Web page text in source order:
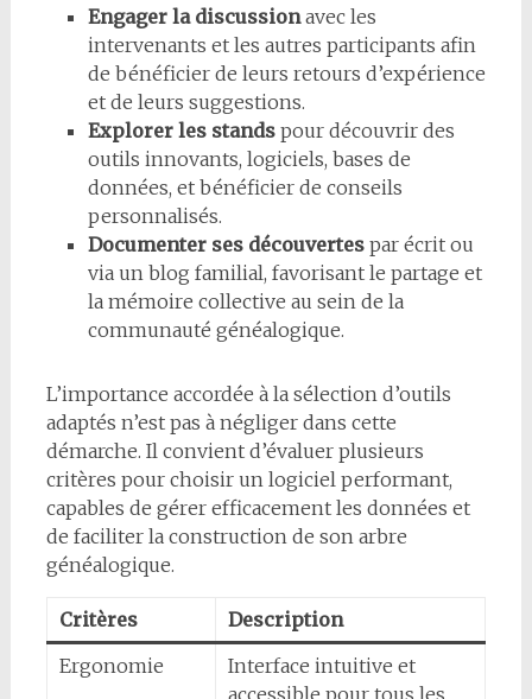
Engager la discussionavec les
intervenants et les autres participants afin
de bénéficier de leurs retours d’expérience
et de leurs suggestions.
Explorer les standspour découvrir des
outils innovants, logiciels, bases de
données, et bénéficier de conseils
personnalisés.
Documenter ses découvertespar écrit ou
via un blog familial, favorisant le partage et
la mémoire collective au sein de la
communauté généalogique.
L’importance accordée à la sélection d’outils
adaptés n’est pas à négliger dans cette
démarche. Il convient d’évaluer plusieurs
critères pour choisir un logiciel performant,
capables de gérer efficacement les données et
de faciliter la construction de son arbre
généalogique.
Critères
Description
Ergonomie
Interface intuitive et
accessible pour tous les